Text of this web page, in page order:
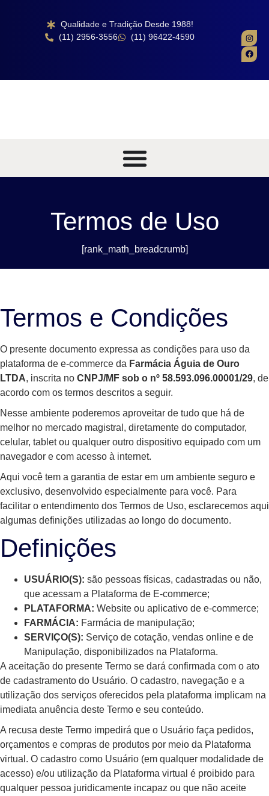
Qualidade e Tradição Desde 1988!
(11) 2956-3556
(11) 96422-4590
Termos de Uso
[rank_math_breadcrumb]
Termos e Condições
O presente documento expressa as condições para uso da
plataforma de e-commerce da Farmácia Águia de Ouro
LTDA, inscrita no CNPJ/MF sob o nº 58.593.096.00001/29, de
acordo com os termos descritos a seguir.
Nesse ambiente poderemos aproveitar de tudo que há de
melhor no mercado magistral, diretamente do computador,
celular, tablet ou qualquer outro dispositivo equipado com um
navegador e com acesso à internet.
Aqui você tem a garantia de estar em um ambiente seguro e
exclusivo, desenvolvido especialmente para você. Para
facilitar o entendimento dos Termos de Uso, esclarecemos aqui
algumas definições utilizadas ao longo do documento.
Definições
USUÁRIO(S): são pessoas físicas, cadastradas ou não,
que acessam a Plataforma de E-commerce;
PLATAFORMA: Website ou aplicativo de e-commerce;
FARMÁCIA: Farmácia de manipulação;
SERVIÇO(S): Serviço de cotação, vendas online e de
Manipulação, disponibilizados na Plataforma.
A aceitação do presente Termo se dará confirmada com o ato
de cadastramento do Usuário. O cadastro, navegação e a
utilização dos serviços oferecidos pela plataforma implicam na
imediata anuência deste Termo e seu conteúdo.
A recusa deste Termo impedirá que o Usuário faça pedidos,
orçamentos e compras de produtos por meio da Plataforma
virtual. O cadastro como Usuário (em qualquer modalidade de
acesso) e/ou utilização da Plataforma virtual é proibido para
qualquer pessoa juridicamente incapaz ou que não aceite